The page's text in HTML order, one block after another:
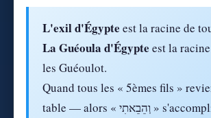
L'exil d'Égypte est la racine de
La Guéoula d'Égypte est la
les Guéoulot.
Quand tous les « 5èmes fils »
table — alors « וְהֵבֵאתִי » s'accomplira